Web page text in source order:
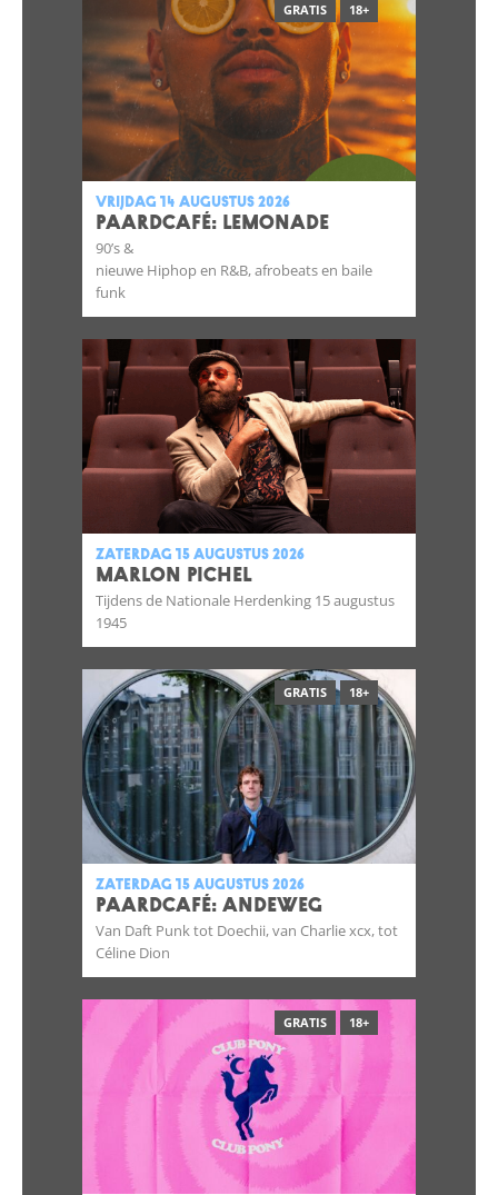
GRATIS 18+
vrijdag 14 augustus 2026
Paardcafé: Lemonade
90’s &
nieuwe Hiphop en R&B, afrobeats en baile
funk
zaterdag 15 augustus 2026
MARLON PICHEL
Tijdens de Nationale Herdenking 15 augustus
1945
GRATIS 18+
zaterdag 15 augustus 2026
Paardcafé: Andeweg
Van Daft Punk tot Doechii, van Charlie xcx, tot
Céline Dion
GRATIS 18+